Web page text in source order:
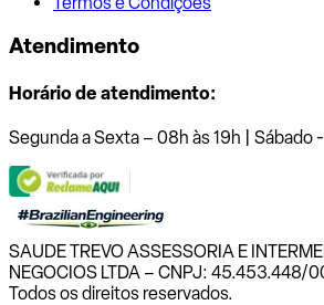
Atendimento
Horário de atendimento:
Segunda a Sexta – 08h às 19h | Sábado
SAUDE TREVO ASSESSORIA E
NEGOCIOS LTDA – CNPJ: 45.453.448/
Todos os direitos reservados.